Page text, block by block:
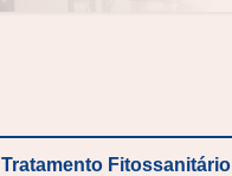
Tratamento Fitossanitário